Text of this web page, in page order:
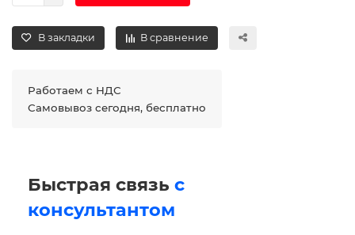
В закладки В сравнение
Работаем с НДС
Самовывоз сегодня, бесплатно
Быстрая связь с
консультантом